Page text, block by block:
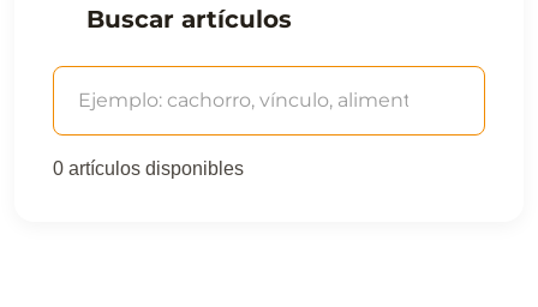
Buscar artículos
0 artículos disponibles